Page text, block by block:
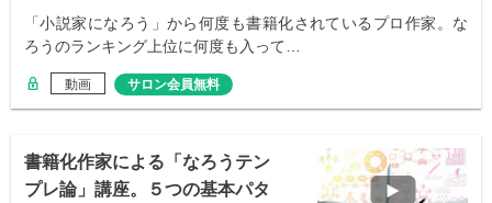
「小説家になろう」から何度も書籍化されているプロ作家。な
ろうのランキング上位に何度も入って…
動画 サロン会員無料
書籍化作家による「なろうテン
プレ論」講座。５つの基本パタ